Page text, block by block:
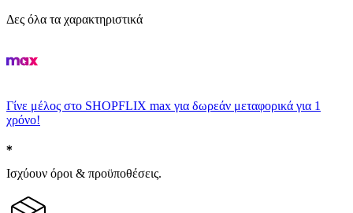
Δες όλα τα χαρακτηριστικά
Γίνε μέλος στο SHOPFLIX max για δωρεάν μεταφορικά για 1
χρόνο!
Ισχύουν όροι & προϋποθέσεις.